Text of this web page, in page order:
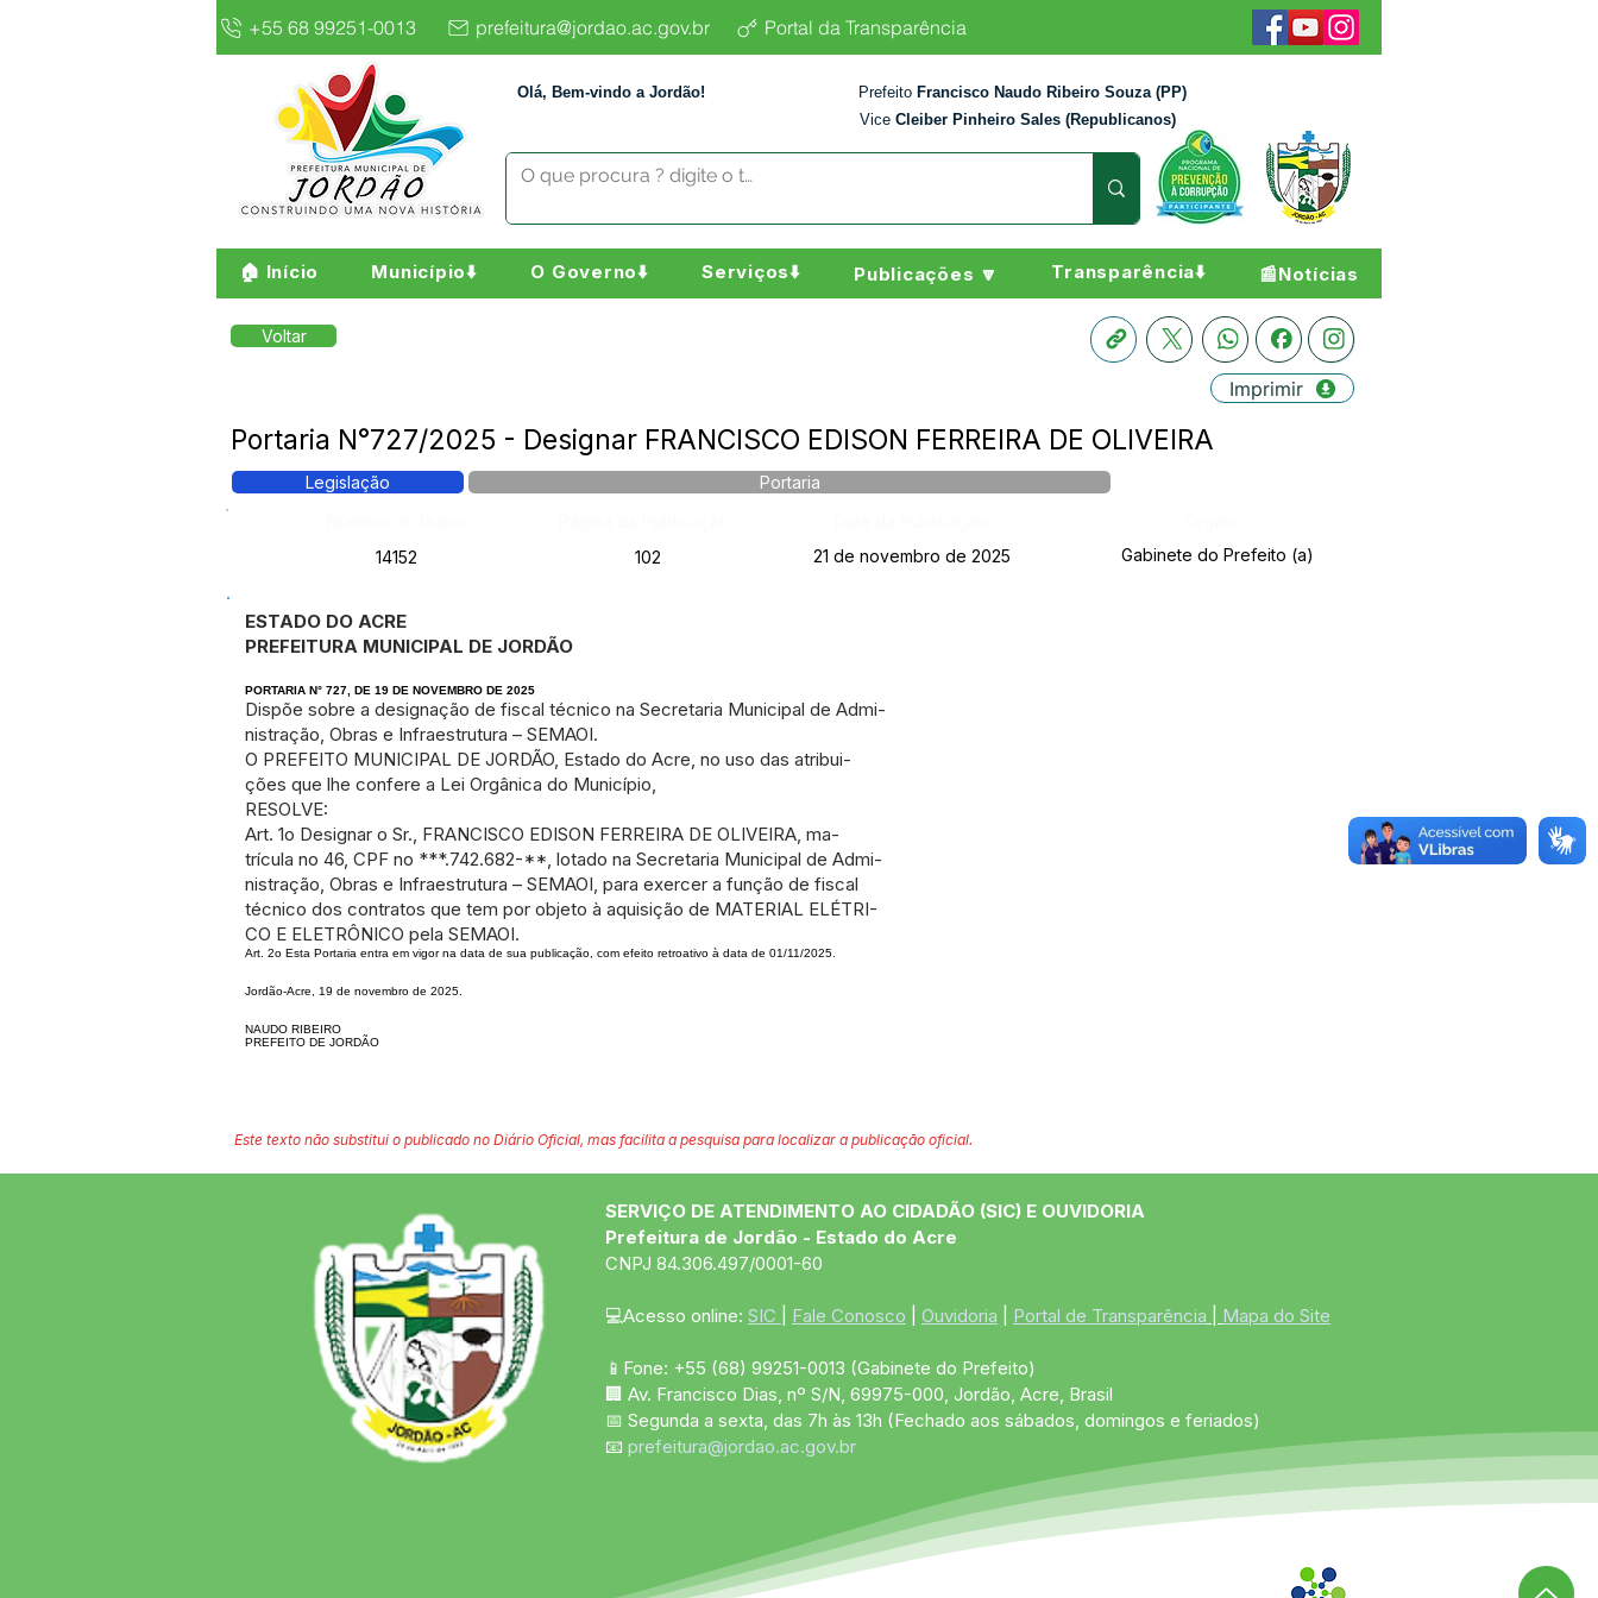
+55 68 99251-0013 prefeitura@jordao.ac.gov.br Portal da Transparência
Olá, Bem-vindo a Jordão! Prefeito Francisco Naudo Ribeiro Souza (PP)
Vice Cleiber Pinheiro Sales (Republicanos)
🏠 Início Município⬇️ O Governo⬇️ Serviços⬇️ Publicações 🔽 Transparência⬇️ 📰Notícias
Voltar
Imprimir
Portaria N°727/2025 - Designar FRANCISCO EDISON FERREIRA DE OLIVEIRA
Legislação
Portaria
14152
102 21 de novembro de 2025 Gabinete do Prefeito (a)
ESTADO DO ACRE
PREFEITURA MUNICIPAL DE JORDÃO
PORTARIA N° 727, DE 19 DE NOVEMBRO DE 2025
Dispõe sobre a designação de fiscal técnico na Secretaria Municipal de Admi-
nistração, Obras e Infraestrutura – SEMAOI.
O PREFEITO MUNICIPAL DE JORDÃO, Estado do Acre, no uso das atribui-
ções que lhe confere a Lei Orgânica do Município,
RESOLVE:
Art. 1o Designar o Sr., FRANCISCO EDISON FERREIRA DE OLIVEIRA, ma-
trícula no 46, CPF no ***.742.682-**, lotado na Secretaria Municipal de Admi-
nistração, Obras e Infraestrutura – SEMAOI, para exercer a função de fiscal
técnico dos contratos que tem por objeto à aquisição de MATERIAL ELÉTRI-
CO E ELETRÔNICO pela SEMAOI.
Art. 2o Esta Portaria entra em vigor na data de sua publicação, com efeito retroativo à data de 01/11/2025.
Jordão-Acre, 19 de novembro de 2025.
NAUDO RIBEIRO
PREFEITO DE JORDÃO
Este texto não substitui o publicado no Diário Oficial, mas facilita a pesquisa para localizar a publicação oficial.
SERVIÇO DE ATENDIMENTO AO CIDADÃO (SIC) E OUVIDORIA
Prefeitura de Jordão - Estado do Acre
CNPJ 84.306.497/0001-60
💻Acesso online: SIC Fale Conosco Ouvidoria Portal de Transparência Mapa do Site
📱Fone: +55 (68) 99251-0013 (Gabinete do Prefeito)
🏢 Av. Francisco Dias, nº S/N, 69975-000, Jordão, Acre, Brasil
📅 Segunda a sexta, das 7h às 13h (Fechado aos sábados, domingos e feriados)
📧 prefeitura@jordao.ac.gov.br